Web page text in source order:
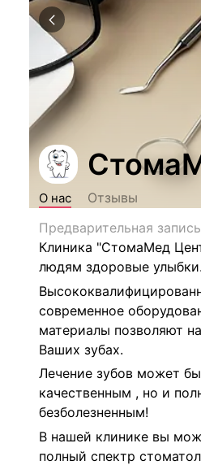
О нас
Отзывы
Предварительная запись
Клиника "СтомаМед
людям здоровые улыбки.
современное
материалы позволяют
Ваших зубах.
Лечение зубов может
качественным , но и
безболезненным!
В нашей клинике вы
полный спектр